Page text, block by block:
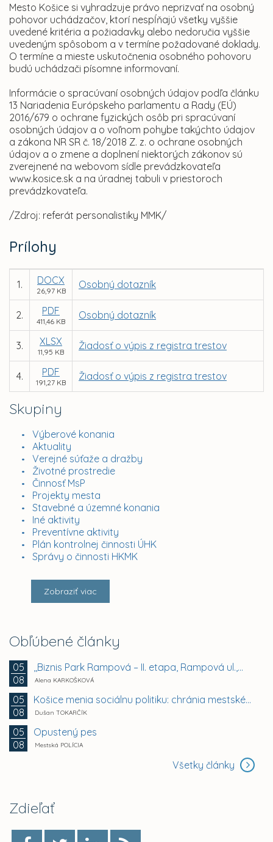
Skupiny
Výberové konania
Aktuality
Verejné súťaže a dražby
Životné prostredie
Činnosť MsP
Projekty mesta
Stavebné a územné konania
Iné aktivity
Preventívne aktivity
Plán kontrolnej činnosti ÚHK
Správy o činnosti HKMK
Zobraziť viac
Obľúbené články
05
08
,,Biznis Park Rampová – II. etapa, Rampová ul.,...
Alena KARKOŠKOVÁ
05
08
Košice menia sociálnu politiku: chránia mestské byty...
Dušan TOKARČÍK
05
08
Opustený pes
Mestská POLÍCIA
Všetky články
Zdieľať
Mesto Košice si vyhradzuje právo neprizvať na osobný
pohovor uchádzačov, ktorí nespĺňajú všetky vyššie
uvedené kritéria a požiadavky alebo nedoručia vyššie
uvedeným spôsobom a v termíne požadované doklady.
O termíne a mieste uskutočnenia osobného pohovoru
budú uchádzači písomne informovaní.
Informácie o spracúvaní osobných údajov podľa článku
13 Nariadenia Európskeho parlamentu a Rady (EÚ)
2016/679 o ochrane fyzických osôb pri spracúvaní
osobných údajov a o voľnom pohybe takýchto údajov
a zákona NR SR č. 18/2018 Z. z. o ochrane osobných
údajov a o zmene a doplnení niektorých zákonov sú
zverejnené na webovom sídle prevádzkovateľa
www.kosice.sk a na úradnej tabuli v priestoroch
prevádzkovateľa.
/Zdroj: referát personalistiky MMK/
Prílohy
1. DOCX
26,97 KB
Osobný dotazník
2. PDF
411,46 KB
Osobný dotazník
3. XLSX
11,95 KB
Žiadosť o výpis z registra trestov
4. PDF
191,27 KB
Žiadosť o výpis z registra trestov